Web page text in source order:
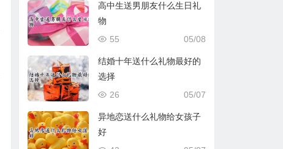
高中生送男朋友什么生日礼
物
05/08
55
结婚十年送什么礼物最好的
选择
05/07
26
异地恋送什么礼物给女孩子
好